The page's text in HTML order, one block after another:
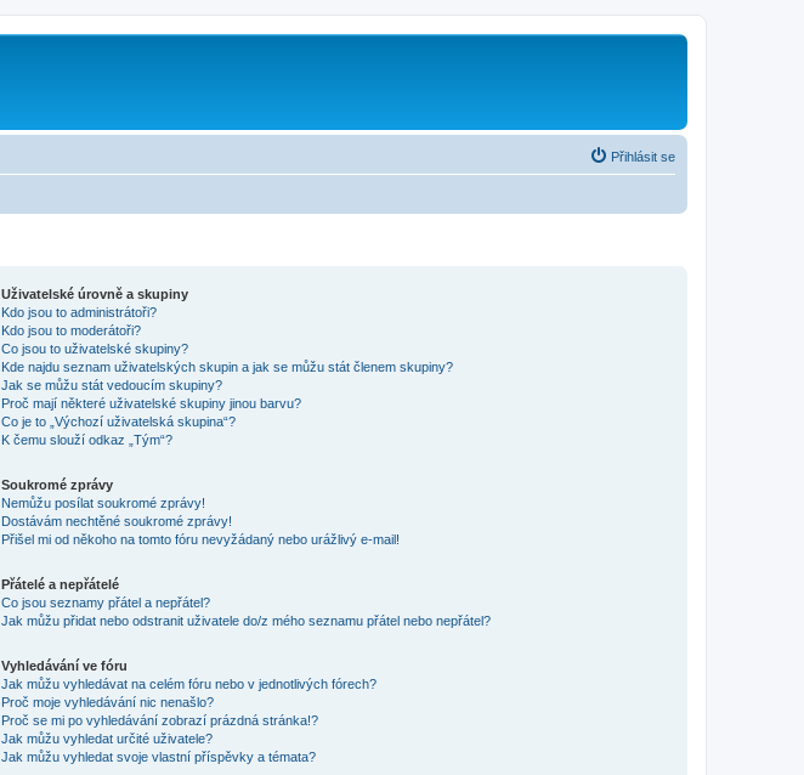
Přihlásit se
Uživatelské úrovně a skupiny
Kdo jsou to administrátoři?
Kdo jsou to moderátoři?
Co jsou to uživatelské skupiny?
Kde najdu seznam uživatelských skupin a jak se můžu stát členem skupiny?
Jak se můžu stát vedoucím skupiny?
Proč mají některé uživatelské skupiny jinou barvu?
Co je to „Výchozí uživatelská skupina“?
K čemu slouží odkaz „Tým“?
Soukromé zprávy
Nemůžu posílat soukromé zprávy!
Dostávám nechtěné soukromé zprávy!
Přišel mi od někoho na tomto fóru nevyžádaný nebo urážlivý e-mail!
Přátelé a nepřátelé
Co jsou seznamy přátel a nepřátel?
Jak můžu přidat nebo odstranit uživatele do/z mého seznamu přátel nebo nepřátel?
Vyhledávání ve fóru
Jak můžu vyhledávat na celém fóru nebo v jednotlivých fórech?
Proč moje vyhledávání nic nenašlo?
Proč se mi po vyhledávání zobrazí prázdná stránka!?
Jak můžu vyhledat určité uživatele?
Jak můžu vyhledat svoje vlastní příspěvky a témata?